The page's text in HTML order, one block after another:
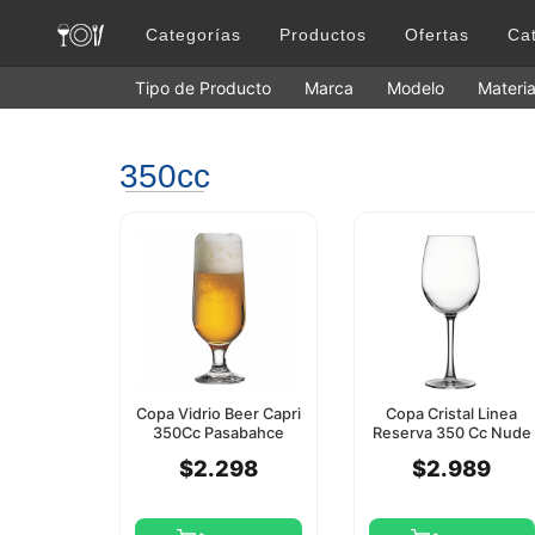
Categorías Productos Ofertas
Tipo de Producto Marca Modelo
350cc
Copa Vidrio Beer Capri
350Cc Pasabahce
$2.298
Copa Cristal Linea
Reserva 350 Cc Nude
$2.989